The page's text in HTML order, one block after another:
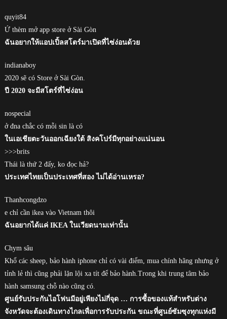
quyit84
Ứ thèm mở app store ở Sài Gòn
ฉันอยากให้แอปเปิ้ลสโตร์มาเปิดที่ไซ่ง่อนด้วย
indianaboy
2020 sẽ có Store ở Sài Gòn.
ปี 2020 จะมีสโตร์ที่ไซ่ง่อน
nospecial
ở đna chắc có mỗi sin là có
ในเอเชียตะวันออกเฉียงใต้ สิงคโปร์มีทุกอย่างแน่นอน
>>>brits
Thái là thứ 2 đấy, ko đọc hả?
ประเทศไทยเป็นประเทศที่สอง ไม่ได้อ่านเหรอ?
Thanhcongdzo
e chỉ cần ikea vào Vietnam thôi
ฉันอยากได้แค่ IKEA ในเวียดนามเท่านั้น
Chym sâu
Khổ các sheep, bảo hành iphone chỉ có vài điểm, mua chính hãng nhưng ở
tỉnh lẻ thì cũng phải lặn lội xa tít để bảo hành.Trong khi trung tâm bảo
hành samsung chỗ nào cũng có.
ศูนย์รับประกันไอโฟนมีอยู่เพียงไม่กี่จุด … การซื้อของแท้สำหรับต่าง
จังหวัดจะต้องเดินทางไกลเพื่อการรับประกัน ขณะที่ศูนย์ซัมซุงทุกแห่งมี